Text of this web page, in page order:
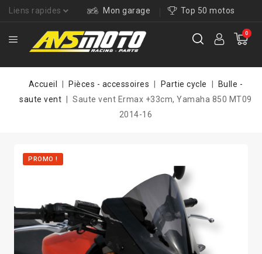
Liens rapides Mon garage Top 50 motos
0
Accueil Pièces - accessoires Partie cycle
Bulle -
saute vent
Saute vent Ermax +33cm, Yamaha 850 MT09
2014-16
PROMO !